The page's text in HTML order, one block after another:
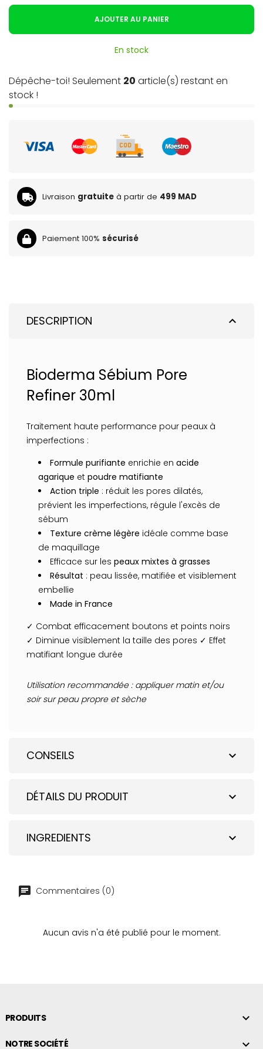
AJOUTER AU PANIER
En stock
Dépêche-toi! Seulement 20 article(s) restant en
stock !
Livraison gratuite à partir de 499 MAD
Paiement 100% sécurisé
expand_less
DESCRIPTION
Bioderma Sébium Pore
Refiner 30ml
Traitement haute performance pour peaux à
imperfections :
Formule purifiante enrichie en acide
agarique et poudre matifiante
Action triple : réduit les pores dilatés,
prévient les imperfections, régule l'excès de
sébum
Texture crème légère idéale comme base
de maquillage
Efficace sur les peaux mixtes à grasses
Résultat : peau lissée, matifiée et visiblement
embellie
Made in France
✓ Combat efficacement boutons et points noirs
✓ Diminue visiblement la taille des pores ✓ Effet
matifiant longue durée
Utilisation recommandée : appliquer matin et/ou
soir sur peau propre et sèche
expand_more
CONSEILS
expand_more
DÉTAILS DU PRODUIT
expand_more
INGREDIENTS
Commentaires (0)
Aucun avis n'a été publié pour le moment.
PRODUITS 
NOTRE SOCIÉTÉ 